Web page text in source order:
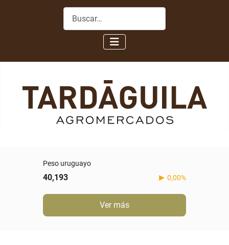
Buscar
Peso uruguayo
40,193 0,00%
Ver más